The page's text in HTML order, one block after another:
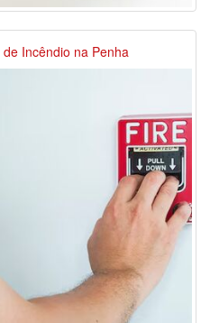
Incêndio na Penha